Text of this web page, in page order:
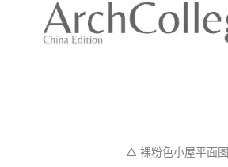
△ 裸粉色小屋平面图